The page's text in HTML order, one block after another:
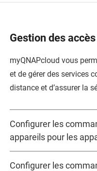
Gestion des accès
myQNAPcloud vous
et de gérer des services
distance et d’assurer la
Configurer les
appareils pour les
Configurer les